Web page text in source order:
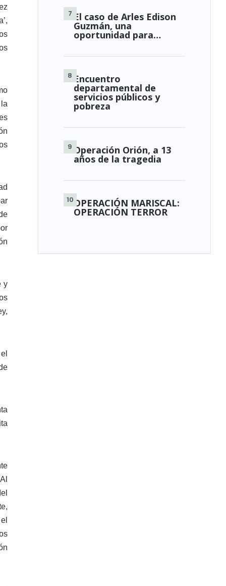
y
El caso de Arles Edison
Guzmán, una
oportunidad para…
Encuentro
departamental de
servicios públicos y
pobreza
Operación Orión, a 13
años de la tragedia
OPERACIÓN MARISCAL:
OPERACIÓN TERROR